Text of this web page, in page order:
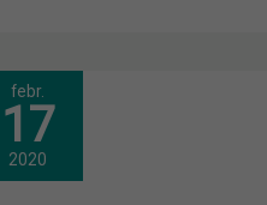
febr.
17
2020
TEORIA
PRÀCTICA
DE
L’ACTUACIÓ